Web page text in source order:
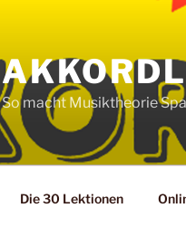
So macht Musiktheorie
Die 30 Lektionen